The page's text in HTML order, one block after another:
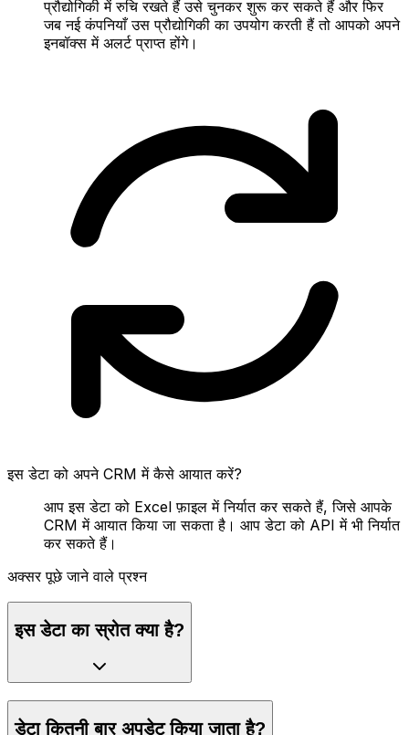
प्रौद्योगिकी में रुचि रखते हैं उसे चुनकर शुरू कर सकते हैं और फिर
जब नई कंपनियाँ उस प्रौद्योगिकी का उपयोग करती हैं तो आपको अपने
इनबॉक्स में अलर्ट प्राप्त होंगे।
इस डेटा को अपने CRM में कैसे आयात करें?
आप इस डेटा को Excel फ़ाइल में निर्यात कर सकते हैं, जिसे आपके
CRM में आयात किया जा सकता है। आप डेटा को API में भी निर्यात
कर सकते हैं।
अक्सर पूछे जाने वाले प्रश्न
इस डेटा का स्रोत क्या है?
डेटा कितनी बार अपडेट किया जाता है?